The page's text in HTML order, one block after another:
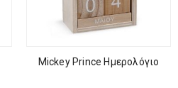
Mickey Prince Ημερολόγιο